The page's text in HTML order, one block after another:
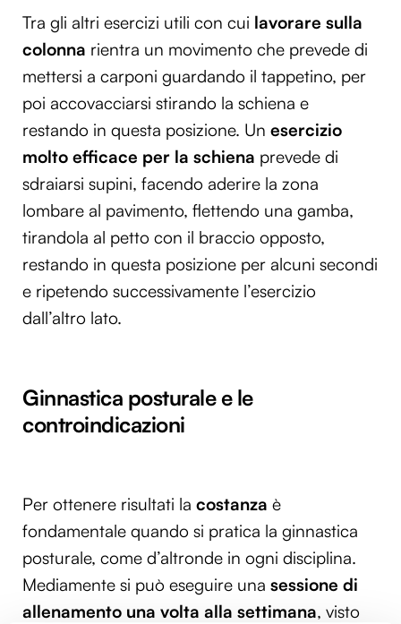
Tra gli altri esercizi utili con cui lavorare sulla
colonna rientra un movimento che prevede di
mettersi a carponi guardando il tappetino, per
poi accovacciarsi stirando la schiena e
restando in questa posizione. Un esercizio
molto efficace per la schiena prevede di
sdraiarsi supini, facendo aderire la zona
lombare al pavimento, flettendo una gamba,
tirandola al petto con il braccio opposto,
restando in questa posizione per alcuni secondi
e ripetendo successivamente l’esercizio
dall’altro lato.
Ginnastica posturale e le
controindicazioni
Per ottenere risultati la costanza è
fondamentale quando si pratica la ginnastica
posturale, come d’altronde in ogni disciplina.
Mediamente si può eseguire una sessione di
allenamento una volta alla settimana, visto